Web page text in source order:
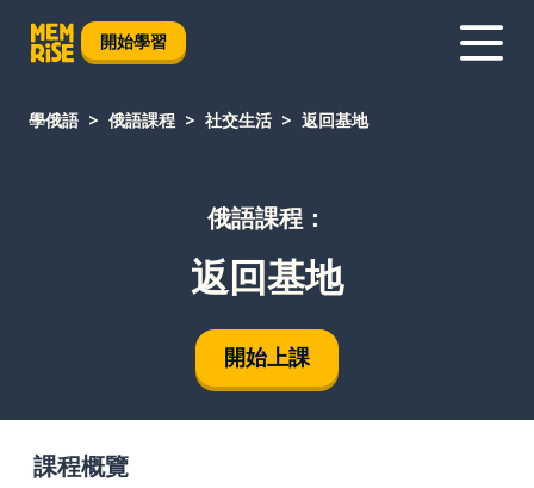
開始學習
學俄語 俄語課程 社交生活 返回基地
俄語課程：
返回基地
開始上課
課程概覽